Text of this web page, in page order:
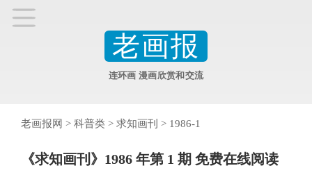
老画报
连环画 漫画欣赏和交流
老画报网 > 科普类 > 求知画刊 > 1986-1
《求知画刊》1986 年第 1 期 免费在线阅读